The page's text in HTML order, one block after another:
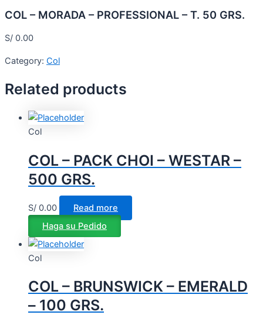
COL – MORADA – PROFESSIONAL – T. 50 GRS.
S/ 0.00
Category: Col
Related products
Col
COL – PACK CHOI – WESTAR –
500 GRS.
S/ 0.00
Read more
Haga su Pedido
Col
COL – BRUNSWICK – EMERALD
– 100 GRS.